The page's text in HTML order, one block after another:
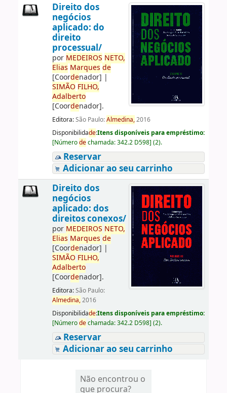
Direito dos
negócios
aplicado: do
direito
processual/
por MEDEIROS NETO,
Elias Marques de
[Coordenador] |
SIMÃO FILHO,
Adalberto
[Coordenador].
Editora:São Paulo:Almedina,2016
Disponibilidade:Itens disponíveis para empréstimo:
[Númerodechamada:342.2 D598] (2).
Reservar
Adicionar ao seu carrinho
Direito dos
negócios
aplicado: dos
direitos conexos/
por MEDEIROS NETO,
Elias Marques de
[Coordenador] |
SIMÃO FILHO,
Adalberto
[Coordenador].
Editora:São Paulo:
Almedina,2016
Disponibilidade:Itens disponíveis para empréstimo:
[Númerodechamada:342.2 D598] (2).
Reservar
Adicionar ao seu carrinho
Não encontrou o
que procura?